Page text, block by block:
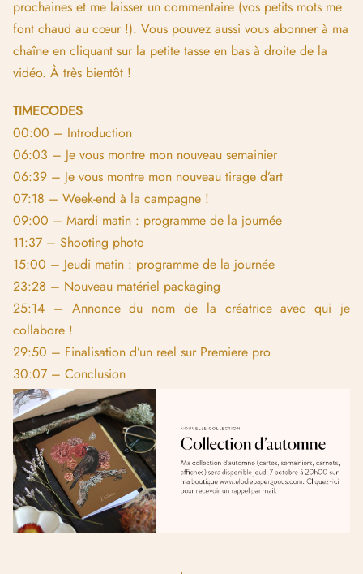
prochaines et me laisser un commentaire (vos petits mots me
font chaud au cœur !). Vous pouvez aussi vous abonner à ma
chaîne en cliquant sur la petite tasse en bas à droite de la
vidéo. À très bientôt !
TIMECODES
00:00 – Introduction
06:03 – Je vous montre mon nouveau semainier
06:39 – Je vous montre mon nouveau tirage d’art
07:18 – Week-end à la campagne !
09:00 – Mardi matin : programme de la journée
11:37 – Shooting photo
15:00 – Jeudi matin : programme de la journée
23:28 – Nouveau matériel packaging
25:14 – Annonce du nom de la créatrice avec qui je
collabore !
29:50 – Finalisation d’un reel sur Premiere pro
30:07 – Conclusion